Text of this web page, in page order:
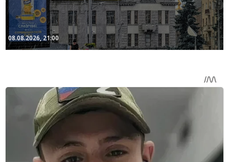
08.08.2026, 21:00